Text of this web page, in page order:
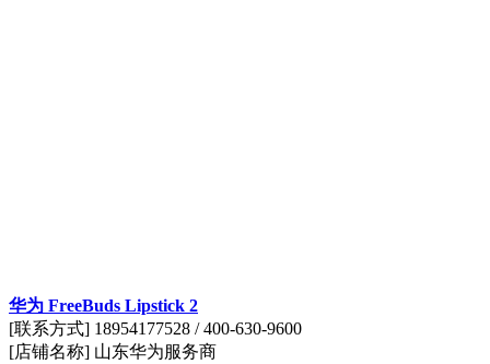
华为 FreeBuds Lipstick 2
[联系方式] 18954177528 / 400-630-9600
[店铺名称] 山东华为服务商